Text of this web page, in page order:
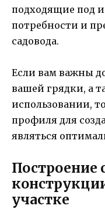
подходящие под
потребности и
садовода.
Если вам важны
вашей грядки, а
использовании,
профиля для
являться
Построение
участке